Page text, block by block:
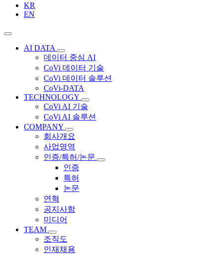
KR
EN
AI DATA
데이터 중심 AI
CoVi 데이터 기술
CoVi 데이터 솔루션
CoVi-DATA
TECHNOLOGY
CoVi AI 기술
CoVi AI 솔루션
COMPANY
회사개요
사업영역
인증/특허/논문
인증
특허
논문
연혁
공지사항
미디어
TEAM
조직도
인재채용